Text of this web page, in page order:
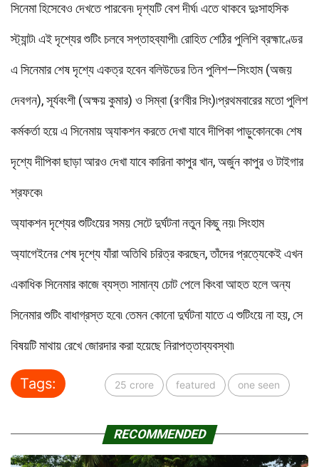
সিনেমা হিসেবেও দেখতে পারবেন৷ দৃশ্যটি বেশ দীর্ঘ৷ এতে থাকবে দুঃসাহসিক
স্ট্যান্ট৷ এই দৃশ্যের শুটিং চলবে সপ্তাহব্যাপী৷ রোহিত শেঠির পুলিশি ব্রহ্মাণ্ডের
এ সিনেমার শেষ দৃশ্যে একত্র হবেন বলিউডের তিন পুলিশ—সিংহাম (অজয়
দেবগন), সূর্যবংশী (অক্ষয় কুমার) ও সিম্বা (রণবীর সিং)৷প্রথমবারের মতো পুলিশ
কর্মকর্তা হয়ে এ সিনেমায় অ্যাকশন করতে দেখা যাবে দীপিকা পাড়ুকোনকে৷ শেষ
দৃশ্যে দীপিকা ছাড়া আরও দেখা যাবে কারিনা কাপুর খান, অর্জুন কাপুর ও টাইগার
শ্রফকে৷
অ্যাকশন দৃশ্যের শুটিংয়ের সময় সেটে দুর্ঘটনা নতুন কিছু নয়৷ সিংহাম
অ্যাগেইনের শেষ দৃশ্যে যাঁরা অতিথি চরিত্র করছেন, তাঁদের প্রত্যেকেই এখন
একাধিক সিনেমার কাজে ব্যস্ত৷ সামান্য চোট পেলে কিংবা আহত হলে অন্য
সিনেমার শুটিং বাধাগ্রস্ত হবে৷ তেমন কোনো দুর্ঘটনা যাতে এ শুটিংয়ে না হয়, সে
বিষয়টি মাথায় রেখে জোরদার করা হয়েছে নিরাপত্তাব্যবস্থা৷
Tags: 25 crore featured one seen
RECOMMENDED